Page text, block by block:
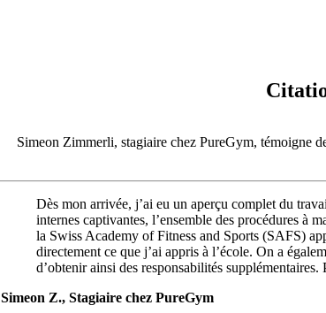
Simeon Zimmerli, stagiaire chez PureGym, témoigne
Dès mon arrivée, j’ai eu un aperçu complet du
internes captivantes, l’ensemble des procédures à
la Swiss Academy of Fitness and Sports (SAFS)
directement ce que j’ai appris à l’école. On a
d’obtenir ainsi des responsabilités
Simeon Z., Stagiaire chez PureGym